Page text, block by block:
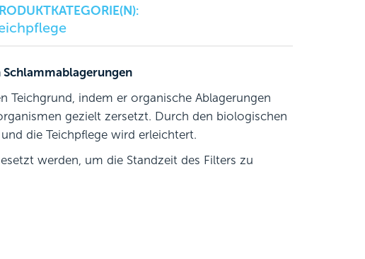
Teichgrund, indem er organische Ablagerungen
gezielt zersetzt. Durch den biologischen
die Teichpflege wird erleichtert.
werden, um die Standzeit des Filters zu